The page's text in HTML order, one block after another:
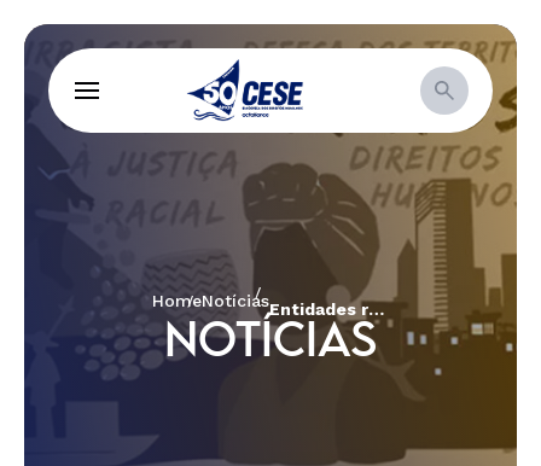
HomeNotíciasEntidades religiosas ecoam a dor do povo brasileiro no silêncio
NOTÍCIAS